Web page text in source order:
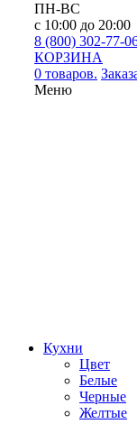
ПН-ВС
с 10:00 до 20:00
8 (800) 302-77-
КОРЗИНА
0 товаров.
Меню
Кухни
Цвет
Белые
Черные
Желтые